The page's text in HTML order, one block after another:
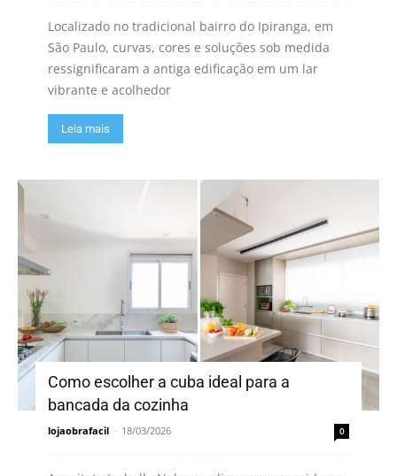
Localizado no tradicional bairro do Ipiranga, em
São Paulo, curvas, cores e soluções sob medida
ressignificaram a antiga edificação em um lar
vibrante e acolhedor
Leia mais
Como escolher a cuba ideal para a
bancada da cozinha
lojaobrafacil - 18/03/2026 0